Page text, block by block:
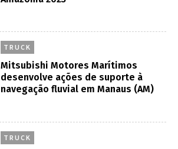
TRUCK
Mitsubishi Motores Marítimos
desenvolve ações de suporte à
navegação fluvial em Manaus (AM)
TRUCK